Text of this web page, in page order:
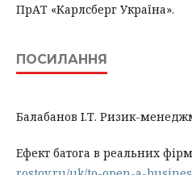
ПрАТ «Карлсберг Україна».
ПОСИЛАННЯ
Балабанов І.Т. Ризик-
Ефект батога в реальних